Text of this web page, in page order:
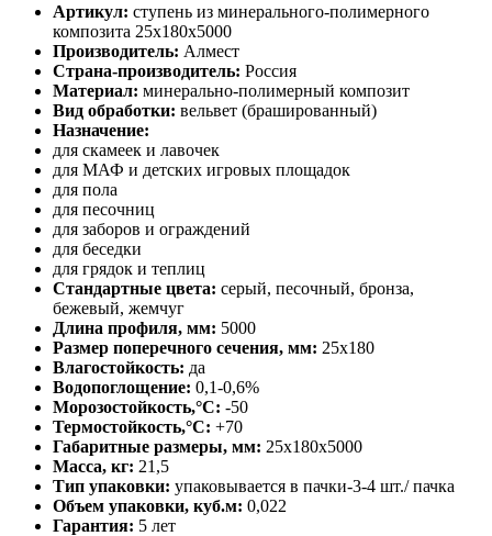
Артикул: ступень из минерального-полимерного
композита 25х180х5000
Производитель: Алмест
Страна-производитель: Россия
Материал: минерально-полимерный композит
Вид обработки: вельвет (брашированный)
Назначение:
для скамеек и лавочек
для МАФ и детских игровых площадок
для пола
для песочниц
для заборов и ограждений
для беседки
для грядок и теплиц
Стандартные цвета: серый, песочный, бронза,
бежевый, жемчуг
Длина профиля, мм: 5000
Размер поперечного сечения, мм: 25х180
Влагостойкость: да
Водопоглощение: 0,1-0,6%
Морозостойкость,°C: -50
Термостойкость,°C: +70
Габаритные размеры, мм: 25х180х5000
Масса, кг: 21,5
Тип упаковки: упаковывается в пачки-3-4 шт./ пачка
Объем упаковки, куб.м: 0,022
Гарантия: 5 лет